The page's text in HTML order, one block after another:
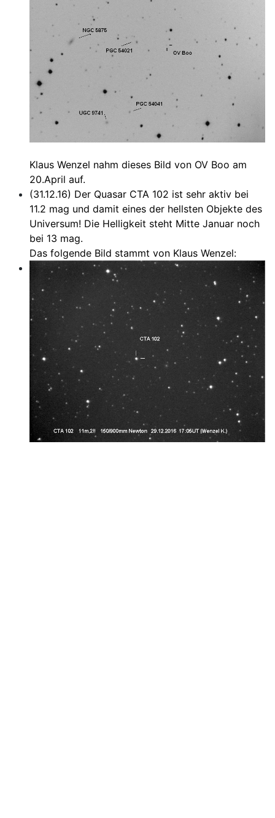
Klaus Wenzel nahm dieses Bild von OV Boo am
20.April auf.
(31.12.16) Der Quasar CTA 102 ist sehr aktiv bei
11.2 mag und damit eines der hellsten Objekte des
Universum! Die Helligkeit steht Mitte Januar noch
bei 13 mag.
Das folgende Bild stammt von Klaus Wenzel: